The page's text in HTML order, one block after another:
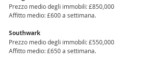
Prezzo medio degli immobili: £850,000
Affitto medio: £600 a settimana.
Southwark
Prezzo medio degli immobili: £550,000
Affitto medio: £650 a settimana.